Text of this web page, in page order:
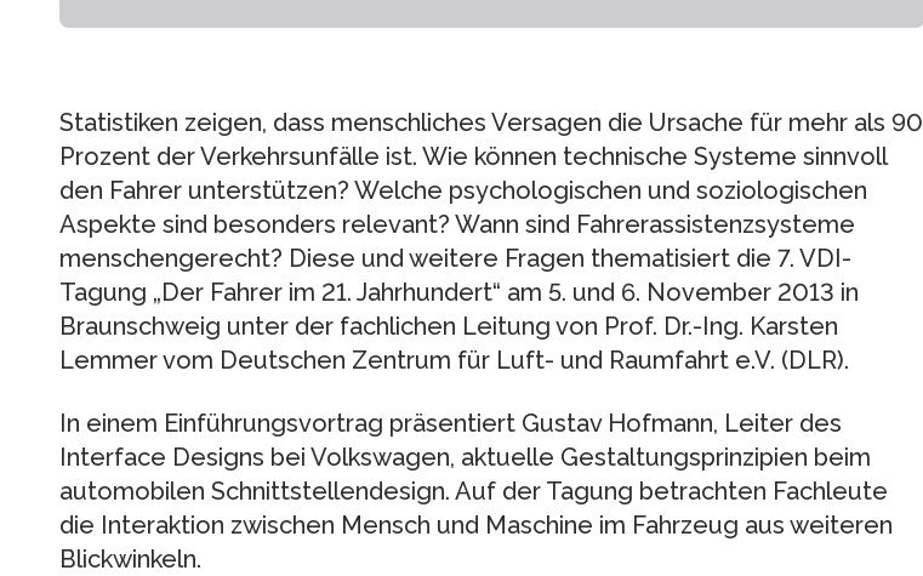
Statistiken zeigen, dass menschliches Versagen die Ursache für mehr als 90
Prozent der Verkehrsunfälle ist. Wie können technische Systeme sinnvoll
den Fahrer unterstützen? Welche psychologischen und soziologischen
Aspekte sind besonders relevant? Wann sind Fahrerassistenzsysteme
menschengerecht? Diese und weitere Fragen thematisiert die 7. VDI-
Tagung „Der Fahrer im 21. Jahrhundert“ am 5. und 6. November 2013 in
Braunschweig unter der fachlichen Leitung von Prof. Dr.-Ing. Karsten
Lemmer vom Deutschen Zentrum für Luft- und Raumfahrt e.V. (DLR).
In einem Einführungsvortrag präsentiert Gustav Hofmann, Leiter des
Interface Designs bei Volkswagen, aktuelle Gestaltungsprinzipien beim
automobilen Schnittstellendesign. Auf der Tagung betrachten Fachleute
die Interaktion zwischen Mensch und Maschine im Fahrzeug aus weiteren
Blickwinkeln.